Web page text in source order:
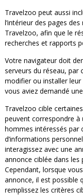
Travelzoo peut aussi
l’intérieur des pages
Travelzoo, afin que le
recherches et rapports
Votre navigateur doit
serveurs du réseau, par
modifier ou installer
vous aviez demandé
Travelzoo cible
peuvent correspondre à
hommes intéressés par
d’informations
interagissez avec une
annonce ciblée dans
Cependant, lorsque
annonce, il est possible
remplissez les critères